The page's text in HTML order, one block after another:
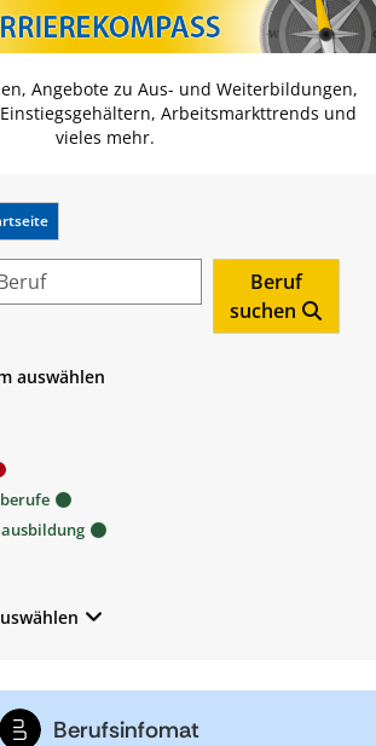
Zum Inhalt springen
Zum Navmenü springen
Zur Suche springen
Zur Footer springen
Angebote zu Aus- und Weiterbildungen,
Arbeitsmarkttrends und
vieles mehr.
Beruf
suchen
auswählen
Berufsinfomat